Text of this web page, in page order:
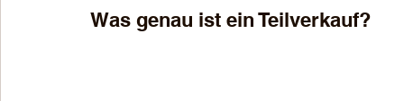
Was genau ist ein Teilverkauf?